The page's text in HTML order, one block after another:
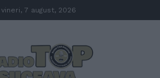
vineri, 7 august, 2026